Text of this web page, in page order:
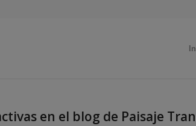
en el blog de Paisaje